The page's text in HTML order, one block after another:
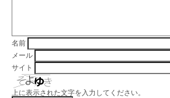
名前
メール
サイト
上に表示された文字を入力してください。